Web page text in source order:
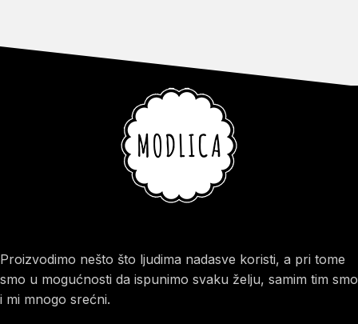
Proizvodimo nešto što ljudima nadasve koristi, a pri tome
smo u mogućnosti da ispunimo svaku želju, samim tim smo
i mi mnogo srećni.